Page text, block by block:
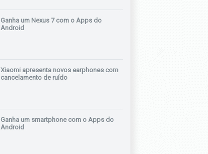
Ganha um Nexus 7 com o Apps do
Android
Xiaomi apresenta novos earphones com
cancelamento de ruído
Ganha um smartphone com o Apps do
Android